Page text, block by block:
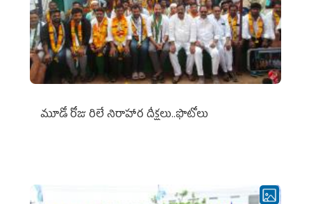
మూడో రోజు రిలే నిరాహార దీక్షలు..ఫొటోలు